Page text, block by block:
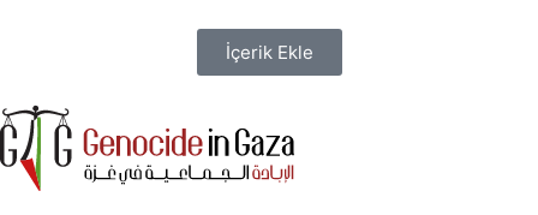
İçerik Ekle